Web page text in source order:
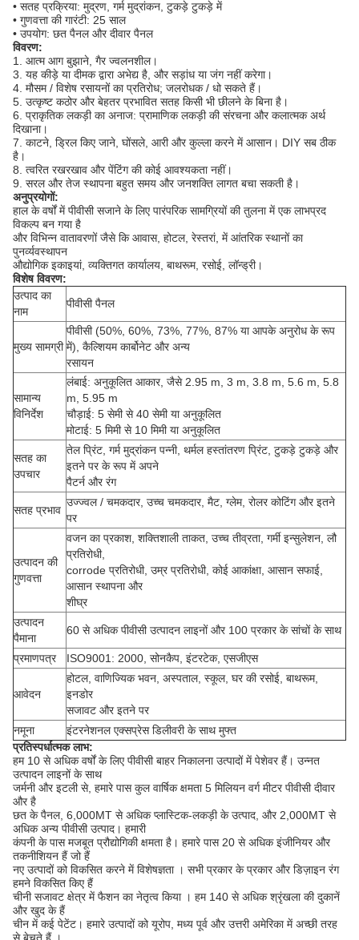
• सतह प्रक्रिया: मुद्रण, गर्म मुद्रांकन, टुकड़े टुकड़े में
• गुणवत्ता की गारंटी: 25 साल
• उपयोग: छत पैनल और दीवार पैनल
विवरण:
1. आत्म आग बुझाने, गैर ज्वलनशील।
3. यह कीड़े या दीमक द्वारा अभेद्य है, और सड़ांध या जंग नहीं करेगा।
4. मौसम / विशेष रसायनों का प्रतिरोध; जलरोधक / धो सकते हैं।
5. उत्कृष्ट कठोर और बेहतर प्रभावित सतह किसी भी छीलने के बिना है।
6. प्राकृतिक लकड़ी का अनाज: प्रामाणिक लकड़ी की संरचना और कलात्मक अर्थ
दिखाना।
7. काटने, ड्रिल किए जाने, घोंसले, आरी और कुल्ला करने में आसान। DIY सब ठीक
है।
8. त्वरित रखरखाव और पेंटिंग की कोई आवश्यकता नहीं।
9. सरल और तेज स्थापना बहुत समय और जनशक्ति लागत बचा सकती है।
अनुप्रयोगों:
हाल के वर्षों में पीवीसी सजाने के लिए पारंपरिक सामग्रियों की तुलना में एक लाभप्रद
विकल्प बन गया है
और विभिन्न वातावरणों जैसे कि आवास, होटल, रेस्तरां, में आंतरिक स्थानों का
पुनर्व्यवस्थापन
औद्योगिक इकाइयां, व्यक्तिगत कार्यालय, बाथरूम, रसोई, लॉन्ड्री।
विशेष विवरण:
उत्पाद का
नाम
पीवीसी पैनल
मुख्य सामग्री
पीवीसी (50%, 60%, 73%, 77%, 87% या आपके अनुरोध के रूप
में), कैल्शियम कार्बोनेट और अन्य
रसायन
सामान्य
विनिर्देश
लंबाई: अनुकूलित आकार, जैसे 2.95 m, 3 m, 3.8 m, 5.6 m, 5.8
m, 5.95 m
चौड़ाई: 5 सेमी से 40 सेमी या अनुकूलित
मोटाई: 5 मिमी से 10 मिमी या अनुकूलित
सतह का
उपचार
तेल प्रिंट, गर्म मुद्रांकन पन्नी, थर्मल हस्तांतरण प्रिंट, टुकड़े टुकड़े और
इतने पर के रूप में अपने
पैटर्न और रंग
सतह प्रभाव
उज्ज्वल / चमकदार, उच्च चमकदार, मैट, ग्लेम, रोलर कोटिंग और इतने
पर
उत्पादन की
गुणवत्ता
वजन का प्रकाश, शक्तिशाली ताकत, उच्च तीव्रता, गर्मी इन्सुलेशन, लौ
प्रतिरोधी,
corrode प्रतिरोधी, उम्र प्रतिरोधी, कोई आकांक्षा, आसान सफाई,
आसान स्थापना और
शीघ्र
उत्पादन
पैमाना
60 से अधिक पीवीसी उत्पादन लाइनों और 100 प्रकार के सांचों के साथ
प्रमाणपत्र ISO9001: 2000, सोनकैप, इंटरटेक, एसजीएस
आवेदन
होटल, वाणिज्यिक भवन, अस्पताल, स्कूल, घर की रसोई, बाथरूम,
इनडोर
सजावट और इतने पर
नमूना
इंटरनेशनल एक्सप्रेस डिलीवरी के साथ मुफ्त
प्रतिस्पर्धात्मक लाभ:
हम 10 से अधिक वर्षों के लिए पीवीसी बाहर निकालना उत्पादों में पेशेवर हैं। उन्नत
उत्पादन लाइनों के साथ
जर्मनी और इटली से, हमारे पास कुल वार्षिक क्षमता 5 मिलियन वर्ग मीटर पीवीसी दीवार
और है
छत के पैनल, 6,000MT से अधिक प्लास्टिक-लकड़ी के उत्पाद, और 2,000MT से
अधिक अन्य पीवीसी उत्पाद। हमारी
कंपनी के पास मजबूत प्रौद्योगिकी क्षमता है। हमारे पास 20 से अधिक इंजीनियर और
तकनीशियन हैं जो हैं
नए उत्पादों को विकसित करने में विशेषज्ञता । सभी प्रकार के प्रकार और डिज़ाइन रंग
हमने विकसित किए हैं
चीनी सजावट क्षेत्र में फैशन का नेतृत्व किया । हम 140 से अधिक श्रृंखला की दुकानें
और खुद के हैं
चीन में कई पेटेंट। हमारे उत्पादों को यूरोप, मध्य पूर्व और उत्तरी अमेरिका में अच्छी तरह